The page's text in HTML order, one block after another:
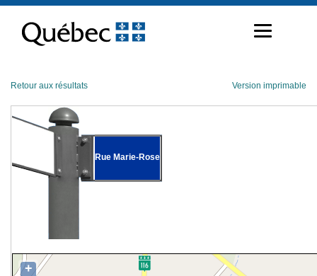
contenu
Retour aux résultats Version imprimable
Rue Marie-Rose
+